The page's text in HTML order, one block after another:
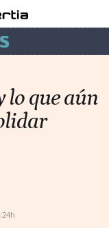
lo que aún